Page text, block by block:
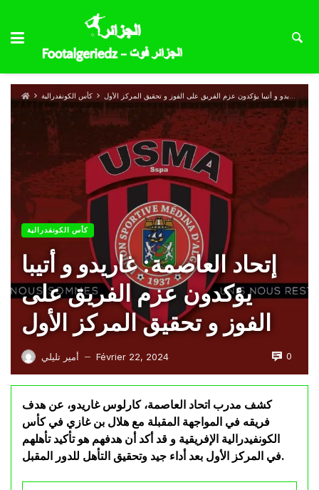
كأس الكونفدرالية إتحاد العاصمة: غاريدو و أتيبا يؤكدون عزم الفريق على الفوز و تحقيق المركز الأول
كأس الكونفدرالية
إتحاد العاصمة: غاريدو و أتيبا
يؤكدون عزم الفريق على
الفوز و تحقيق المركز الأول
أمير تليلي — Février 22, 2024 0
كشف مدرب اتحاد العاصمة، كارلوس غاريدو، عن هدف
فريقه في المواجهة المقبلة مع هلال بن غازي في كأس
الكونفيدرالية الإفريقية و قد أكد أن هدفهم هو تأكيد تأهلهم
في المركز الأول بعد أداء جيد وتحقيق التأهل للدور المقبل.